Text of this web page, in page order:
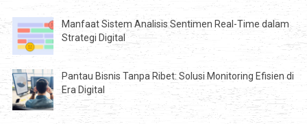
Manfaat Sistem Analisis Sentimen Real-Time dalam
Strategi Digital
Pantau Bisnis Tanpa Ribet: Solusi Monitoring Efisien di
Era Digital